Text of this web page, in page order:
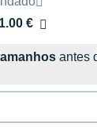
€
antes